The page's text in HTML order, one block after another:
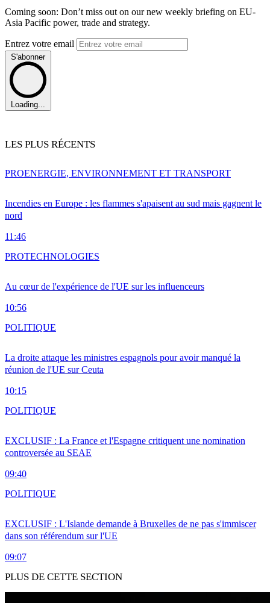
Coming soon: Don’t miss out on our new weekly briefing on EU-
Asia Pacific power, trade and strategy.
Entrez votre email
S'abonner
Loading...
LES PLUS RÉCENTS
Incendies en Europe : les flammes s'apaisent au sud mais gagnent le
nord
11:46
PROENERGIE, ENVIRONNEMENT ET TRANSPORT
Au cœur de l'expérience de l'UE sur les influenceurs
10:56
PROTECHNOLOGIES
La droite attaque les ministres espagnols pour avoir manqué la
réunion de l'UE sur Ceuta
10:15
POLITIQUE
EXCLUSIF : La France et l'Espagne critiquent une nomination
controversée au SEAE
09:40
POLITIQUE
EXCLUSIF : L'Islande demande à Bruxelles de ne pas s'immiscer
dans son référendum sur l'UE
09:07
POLITIQUE
PLUS DE CETTE SECTION